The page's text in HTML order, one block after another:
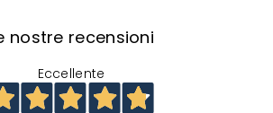
nostre recensioni
Eccellente